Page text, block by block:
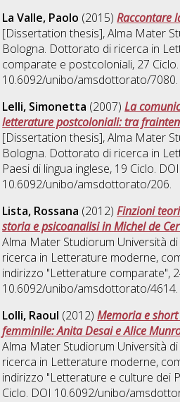
La Valle, Paolo (2015)Raccontare
[Dissertation thesis], Alma Mater
Bologna. Dottorato di ricerca in
comparate e postcoloniali, 27
10.6092/unibo/amsdottorato/7080.
Lelli, Simonetta (2007)La
letterature postcoloniali: tra
[Dissertation thesis], Alma Mater
Bologna. Dottorato di ricerca in
Paesi di lingua inglese, 19 Ciclo. DOI
10.6092/unibo/amsdottorato/206.
Lista, Rossana (2012)Finzioni
storia e psicoanalisi in Michel de
Alma Mater Studiorum Università
ricerca in Letterature moderne,
indirizzo "Letterature comparate",
10.6092/unibo/amsdottorato/4614.
Lolli, Raoul (2012)Memoria e
femminile: Anita Desai e Alice
Alma Mater Studiorum Università
ricerca in Letterature moderne,
indirizzo "Letterature e culture dei
Ciclo. DOI 10.6092/unibo/